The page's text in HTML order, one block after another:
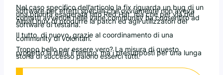
Nel caso specifico dell’articolo la fix riguarda un bug di un
software per effetti speciali che ovviamente non aveva
una priorità esagerata lato Red Hat, ma che per via dei
contatti avvenuti nelle varie community ha consentito ad
AlmaLinux di produrre la patch ed agli utilizzatori del
software di testarla.
Il tutto, di nuovo, grazie al coordinamento di una
community di volontari.
Troppo bello per essere vero? La misura di questo
progetto la darà il tempo, ma i presupposti per una lunga
storia di successo paiono esserci tutti.